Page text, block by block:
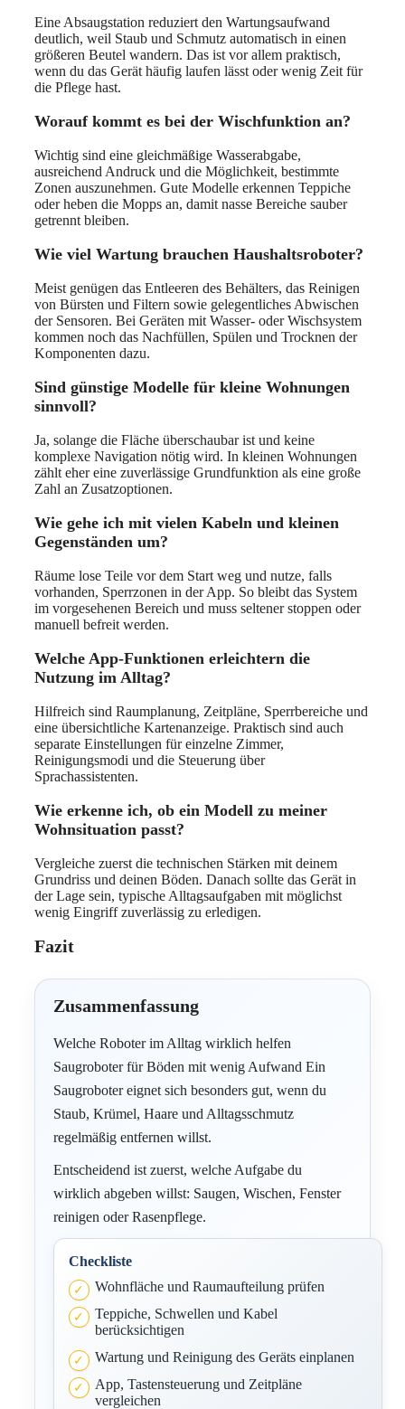
Eine Absaugstation reduziert den Wartungsaufwand
deutlich, weil Staub und Schmutz automatisch in einen
größeren Beutel wandern. Das ist vor allem praktisch,
wenn du das Gerät häufig laufen lässt oder wenig Zeit für
die Pflege hast.
Worauf kommt es bei der Wischfunktion an?
Wichtig sind eine gleichmäßige Wasserabgabe,
ausreichend Andruck und die Möglichkeit, bestimmte
Zonen auszunehmen. Gute Modelle erkennen Teppiche
oder heben die Mopps an, damit nasse Bereiche sauber
getrennt bleiben.
Wie viel Wartung brauchen Haushaltsroboter?
Meist genügen das Entleeren des Behälters, das Reinigen
von Bürsten und Filtern sowie gelegentliches Abwischen
der Sensoren. Bei Geräten mit Wasser- oder Wischsystem
kommen noch das Nachfüllen, Spülen und Trocknen der
Komponenten dazu.
Sind günstige Modelle für kleine Wohnungen
sinnvoll?
Ja, solange die Fläche überschaubar ist und keine
komplexe Navigation nötig wird. In kleinen Wohnungen
zählt eher eine zuverlässige Grundfunktion als eine große
Zahl an Zusatzoptionen.
Wie gehe ich mit vielen Kabeln und kleinen
Gegenständen um?
Räume lose Teile vor dem Start weg und nutze, falls
vorhanden, Sperrzonen in der App. So bleibt das System
im vorgesehenen Bereich und muss seltener stoppen oder
manuell befreit werden.
Welche App-Funktionen erleichtern die
Nutzung im Alltag?
Hilfreich sind Raumplanung, Zeitpläne, Sperrbereiche und
eine übersichtliche Kartenanzeige. Praktisch sind auch
separate Einstellungen für einzelne Zimmer,
Reinigungsmodi und die Steuerung über
Sprachassistenten.
Wie erkenne ich, ob ein Modell zu meiner
Wohnsituation passt?
Vergleiche zuerst die technischen Stärken mit deinem
Grundriss und deinen Böden. Danach sollte das Gerät in
der Lage sein, typische Alltagsaufgaben mit möglichst
wenig Eingriff zuverlässig zu erledigen.
Fazit
Zusammenfassung
Welche Roboter im Alltag wirklich helfen
Saugroboter für Böden mit wenig Aufwand Ein
Saugroboter eignet sich besonders gut, wenn du
Staub, Krümel, Haare und Alltagsschmutz
regelmäßig entfernen willst.
Entscheidend ist zuerst, welche Aufgabe du
wirklich abgeben willst: Saugen, Wischen, Fenster
reinigen oder Rasenpflege.
Checkliste
Wohnfläche und Raumaufteilung prüfen
Teppiche, Schwellen und Kabel
berücksichtigen
Wartung und Reinigung des Geräts einplanen
App, Tastensteuerung und Zeitpläne
vergleichen